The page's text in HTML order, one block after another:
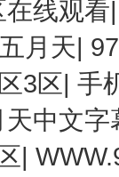
线观看
月天|
3区| 手
中文字
|